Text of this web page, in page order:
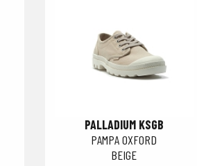
PALLADIUM KSGB
PAMPA OXFORD
BEIGE